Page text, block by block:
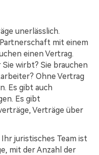
unerlässlich.
mit einem
einen Vertrag.
wirbt? Sie brauchen
Ohne Vertrag
Es gibt auch
Es gibt
Verträge über
juristisches Team ist
mit der Anzahl der